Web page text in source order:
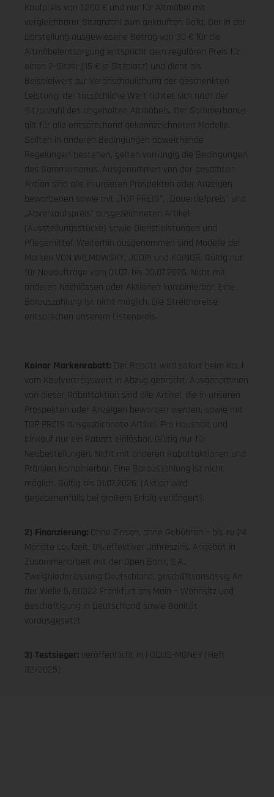
Kaufpreis von 1.200 € und nur für Altmöbel mit
vergleichbarer Sitzanzahl zum gekauften Sofa. Der in der
Darstellung ausgewiesene Betrag von 30 € für die
Altmöbelentsorgung entspricht dem regulären Preis für
einen 2-Sitzer (15 € je Sitzplatz) und dient als
Beispielwert zur Veranschaulichung der geschenkten
Leistung; der tatsächliche Wert richtet sich nach der
Sitzanzahl des abgeholten Altmöbels. Der Sommerbonus
gilt für alle entsprechend gekennzeichneten Modelle.
Sollten in anderen Bedingungen abweichende
Regelungen bestehen, gelten vorrangig die Bedingungen
des Sommerbonus. Ausgenommen von der gesamten
Aktion sind alle in unseren Prospekten oder Anzeigen
beworbenen sowie mit „TOP PREIS", „Dauertiefpreis" und
„Abverkaufspreis" ausgezeichneten Artikel
(Ausstellungsstücke) sowie Dienstleistungen und
Pflegemittel. Weiterhin ausgenommen sind Modelle der
Marken VON WILMOWSKY, JOOP! und KOINOR. Gültig nur
für Neuaufträge vom 01.07. bis 30.07.2026. Nicht mit
anderen Nachlässen oder Aktionen kombinierbar. Eine
Barauszahlung ist nicht möglich. Die Streichpreise
entsprechen unserem Listenpreis.
Koinor Markenrabatt: Der Rabatt wird sofort beim Kauf
vom Kaufvertragswert in Abzug gebracht. Ausgenommen
von dieser Rabattaktion sind alle Artikel, die in unseren
Prospekten oder Anzeigen beworben werden, sowie mit
TOP PREIS ausgezeichnete Artikel. Pro Haushalt und
Einkauf nur ein Rabatt einlösbar. Gültig nur für
Neubestellungen. Nicht mit anderen Rabattaktionen und
Prämien kombinierbar. Eine Barauszahlung ist nicht
möglich. Gültig bis 31.07.2026. (Aktion wird
gegebenenfalls bei großem Erfolg verlängert).
2) Finanzierung: Ohne Zinsen, ohne Gebühren – bis zu 24
Monate Laufzeit, 0% effektiver Jahreszins. Angebot in
Zusammenarbeit mit der Open Bank, S.A.,
Zweigniederlassung Deutschland, geschäftsansässig An
der Welle 5, 60322 Frankfurt am Main – Wohnsitz und
Beschäftigung in Deutschland sowie Bonität
vorausgesetzt
3) Testsieger: veröffentlicht in FOCUS-MONEY (Heft
32/2025)